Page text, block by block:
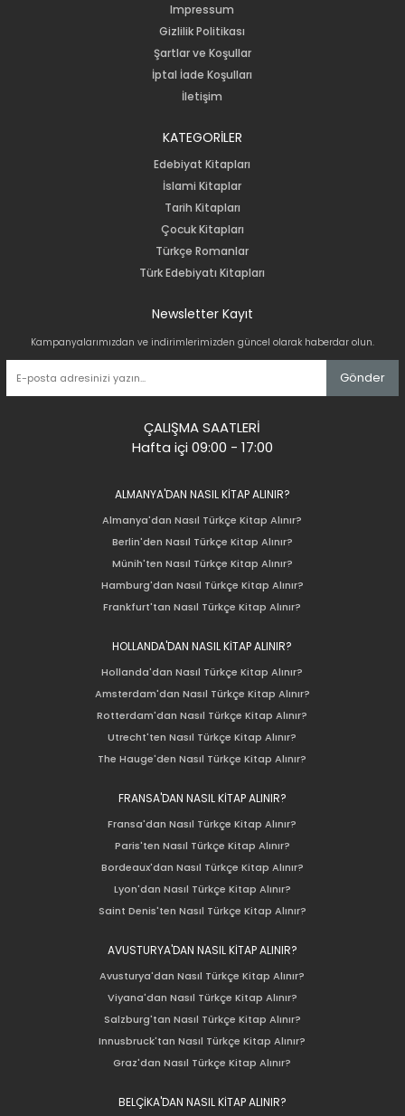
Impressum
Gizlilik Politikası
Şartlar ve Koşullar
İptal İade Koşulları
İletişim
KATEGORİLER
Edebiyat Kitapları
İslami Kitaplar
Tarih Kitapları
Çocuk Kitapları
Türkçe Romanlar
Türk Edebiyatı Kitapları
Newsletter Kayıt
Kampanyalarımızdan ve indirimlerimizden güncel olarak haberdar olun.
Gönder
ÇALIŞMA SAATLERİ
Hafta içi 09:00 - 17:00
ALMANYA'DAN NASIL KİTAP ALINIR?
Almanya'dan Nasıl Türkçe Kitap Alınır?
Berlin'den Nasıl Türkçe Kitap Alınır?
Münih'ten Nasıl Türkçe Kitap Alınır?
Hamburg'dan Nasıl Türkçe Kitap Alınır?
Frankfurt'tan Nasıl Türkçe Kitap Alınır?
HOLLANDA'DAN NASIL KİTAP ALINIR?
Hollanda'dan Nasıl Türkçe Kitap Alınır?
Amsterdam'dan Nasıl Türkçe Kitap Alınır?
Rotterdam'dan Nasıl Türkçe Kitap Alınır?
Utrecht'ten Nasıl Türkçe Kitap Alınır?
The Hauge'den Nasıl Türkçe Kitap Alınır?
FRANSA'DAN NASIL KİTAP ALINIR?
Fransa'dan Nasıl Türkçe Kitap Alınır?
Paris'ten Nasıl Türkçe Kitap Alınır?
Bordeaux'dan Nasıl Türkçe Kitap Alınır?
Lyon'dan Nasıl Türkçe Kitap Alınır?
Saint Denis'ten Nasıl Türkçe Kitap Alınır?
AVUSTURYA'DAN NASIL KİTAP ALINIR?
Avusturya'dan Nasıl Türkçe Kitap Alınır?
Viyana'dan Nasıl Türkçe Kitap Alınır?
Salzburg'tan Nasıl Türkçe Kitap Alınır?
Innusbruck'tan Nasıl Türkçe Kitap Alınır?
Graz'dan Nasıl Türkçe Kitap Alınır?
BELÇİKA'DAN NASIL KİTAP ALINIR?